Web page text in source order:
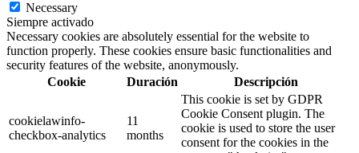
Necessary
Siempre activado
Necessary cookies are absolutely essential for the website to
function properly. These cookies ensure basic functionalities and
security features of the website, anonymously.
Cookie
Duración Descripción
cookielawinfo-
checkbox-analytics
11
months
This cookie is set by GDPR
Cookie Consent plugin. The
cookie is used to store the user
consent for the cookies in the